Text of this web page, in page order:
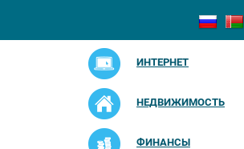
ИНТЕРНЕТ
НЕДВИЖИМОСТЬ
ФИНАНСЫ